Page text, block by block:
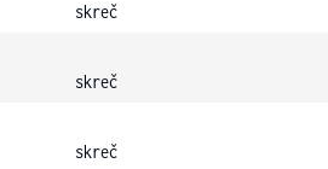
skreč
skreč
skreč